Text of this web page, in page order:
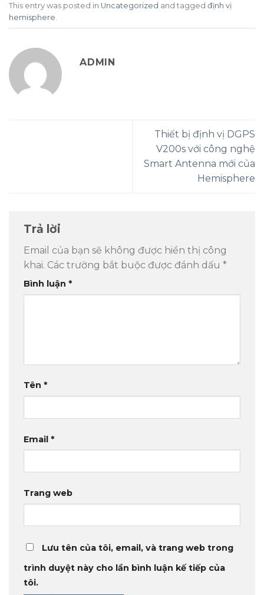
This entry was posted in Uncategorized and tagged định vị
hemisphere
ADMIN
Thiết bị định vị DGPS
V200s với công nghệ
Smart Antenna mới của
Hemisphere
Trả lời
Email của bạn sẽ không được hiển thị công
khai. Các trường bắt buộc được đánh dấu *
Bình luận *
Tên *
Email *
Trang web
Lưu tên của tôi, email, và trang web trong
trình duyệt này cho lần bình luận kế tiếp của
tôi.